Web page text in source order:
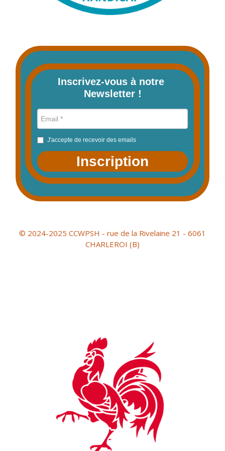
Inscrivez-vous à notre
Newsletter !
J'accepte de recevoir des emails
Inscription
© 2024-2025 CCWPSH - rue de la Rivelaine 21 - 6061
CHARLEROI (B)